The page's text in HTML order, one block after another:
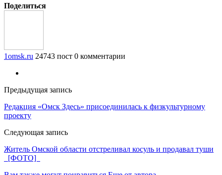
Поделиться
1omsk.ru 24743 пост 0 комментарии
Предыдущая запись
Редакция «Омск Здесь» присоединилась к физкультурному
проекту
Следующая запись
Житель Омской области отстреливал косуль и продавал туши
[ФОТО]